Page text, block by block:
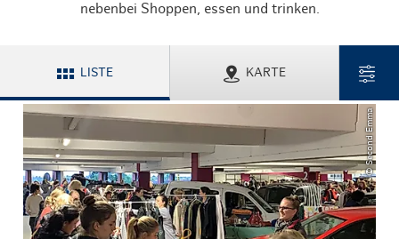
nebenbei Shoppen, essen und trinken.
LISTE KARTE
© Second Emma